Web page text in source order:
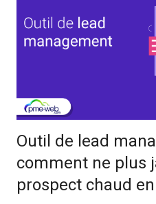
Outil de lead
comment ne plus
prospect chaud